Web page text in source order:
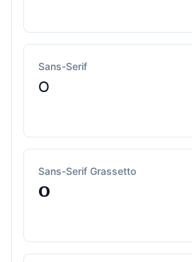
Sans-Serif
𝖮
Sans-Serif Grassetto
𝗢